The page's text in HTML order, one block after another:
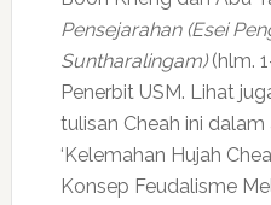
Pensejarahan (Esei
Suntharalingam)(hlm.
Penerbit USM. Lihat
tulisan Cheah ini
‘Kelemahan Hujah
Konsep Feudalisme